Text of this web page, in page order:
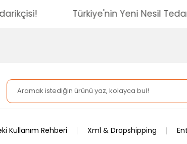
Türkiye'nin Yeni Nesil
Kullanım Rehberi Xml & Dropshipping